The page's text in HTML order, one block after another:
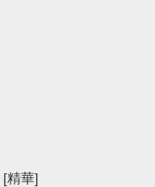
[精華]